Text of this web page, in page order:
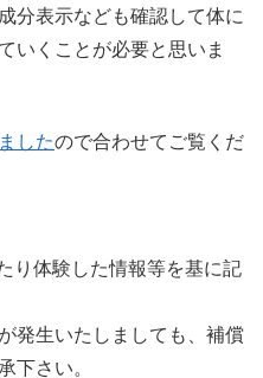
分表示なども確認して体に
いくことが必要と思いま
したので合わせてご覧くだ
り体験した情報等を基に記
発生いたしましても、補償
下さい。